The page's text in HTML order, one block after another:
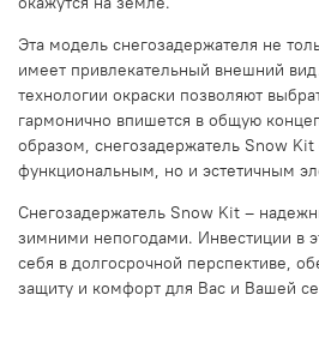
Эта модель снегозадержателя не
имеет привлекательный внешний
технологии окраски позволяют
гармонично впишется в общую
образом, снегозадержатель Snow Kit
функциональным, но и эстетичным
Снегозадержатель Snow Kit –
зимними непогодами. Инвестиции в
себя в долгосрочной перспективе,
защиту и комфорт для Вас и Вашей